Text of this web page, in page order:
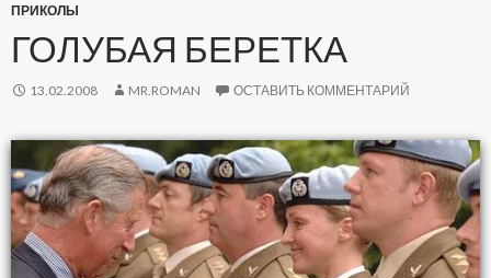
ПРИКОЛЫ
ГОЛУБАЯ БЕРЕТКА
13.02.2008 MR.ROMAN ОСТАВИТЬ КОММЕНТАРИЙ